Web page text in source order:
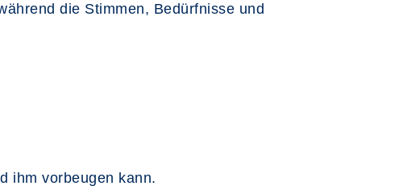
die Stimmen, Bedürfnisse und
ihm vorbeugen kann.